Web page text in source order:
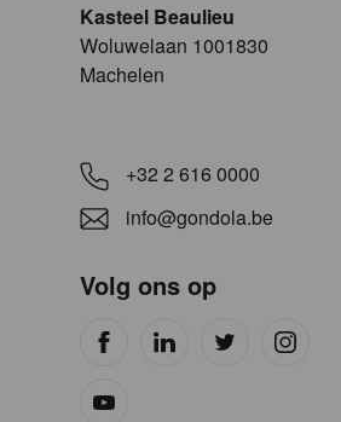
Kasteel Beaulieu
​​​Woluwelaan 1001830
Machelen
+32 2 616 0000
info@gondola.be
Volg ons op